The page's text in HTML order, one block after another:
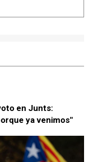
en Junts:
ya venimos"